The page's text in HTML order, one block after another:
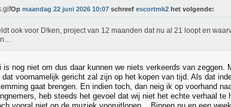
Op maandag 22 juni 2026 10:07 schreef escortmk2 het volgende:
ook voor D!ken, project van 12 maanden dat nu al 21 loopt en
is nog niet om dus daar kunnen we niets verkeerds van zeggen.
dat voornamelijk gericht zal zijn op het kopen van tijd. Als dat
gaat brengen. En indien toch, dan neig ik op voorhand
heb steeds het gevoel dat wij niet het echte verhaal te